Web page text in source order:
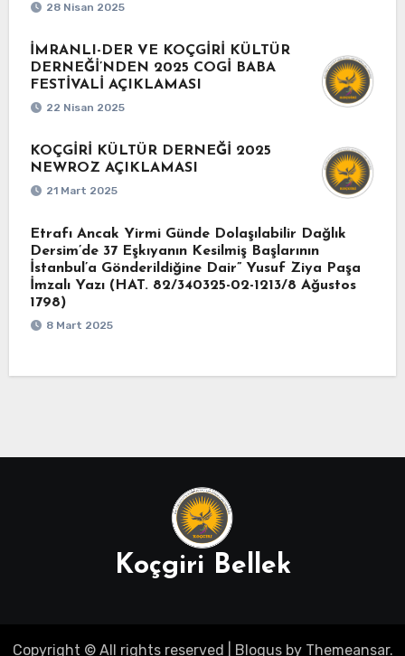
28 Nisan 2025
İMRANLI-DER VE KOÇGİRİ KÜLTÜR
DERNEĞİ’NDEN 2025 COGİ BABA
FESTİVALİ AÇIKLAMASI
22 Nisan 2025
KOÇGİRİ KÜLTÜR DERNEĞİ 2025
NEWROZ AÇIKLAMASI
21 Mart 2025
Etrafı Ancak Yirmi Günde Dolaşılabilir Dağlık
Dersim’de 37 Eşkıyanın Kesilmiş Başlarının
İstanbul’a Gönderildiğine Dair” Yusuf Ziya Paşa
İmzalı Yazı (HAT. 82/340325-02-1213/8 Ağustos
1798)
8 Mart 2025
Koçgiri Bellek
Copyright © All rights reserved Blogusby Themeansar.